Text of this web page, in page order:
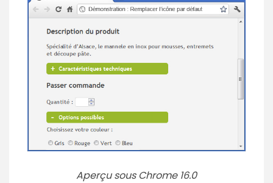
Aperçu sous Chrome 16.0